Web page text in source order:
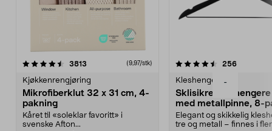
-
3813 anmeldelser(9,97/stk)
Kjøkkenrengjøring
Mikrofiberklut 32 x 31 cm, 4-
pakning
Kåret til «soleklar favoritt» i
svenske Afton...
4.5av 5 stjerner 256
Kleshengere
Sklisikre
med metallpinne, 8-
Elegant og skikkelig
tre og metall – finnes i
4.5av 5 stjerner